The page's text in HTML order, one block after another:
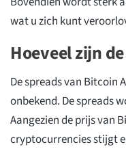
wat u zich kunt
Hoeveel zijn
De spreads van Bitcoin
onbekend. De spreads
Aangezien de prijs van
cryptocurrencies stijgt